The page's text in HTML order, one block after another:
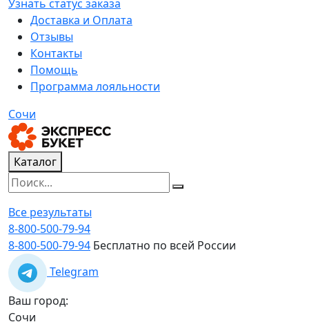
Узнать статус заказа
Доставка и Оплата
Отзывы
Контакты
Помощь
Программа лояльности
Сочи
Каталог
Все результаты
8-800-500-79-94
8-800-500-79-94 Бесплатно по всей России
Telegram
Ваш город:
Сочи